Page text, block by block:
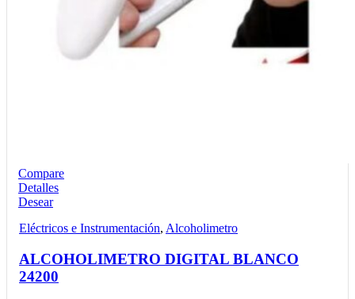
Compare
Detalles
Desear
Eléctricos e Instrumentación, Alcoholimetro
ALCOHOLIMETRO DIGITAL BLANCO
24200